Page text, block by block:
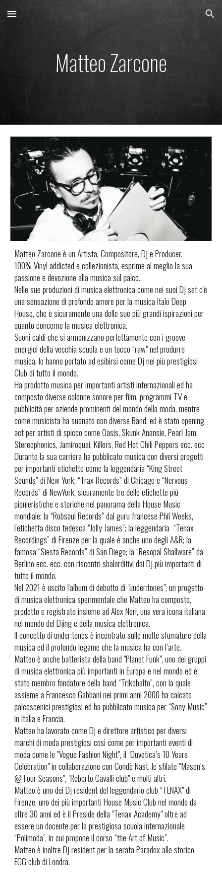
Skip to main content Skip to navigation
Matteo Zarcone
Matteo Zarcone è un Artista, Compositore, Dj e Producer.
100% Vinyl addicted e collezionista, esprime al meglio la sua
passione e devozione alla musica sul palco.
Nelle sue produzioni di musica elettronica come nei suoi Dj set c'è
una sensazione di profondo amore per la musica Italo Deep
House, che è sicuramente una delle sue più grandi ispirazioni per
quanto concerne la musica elettronica.
Suoni caldi che si armonizzano perfettamente con i groove
energici della vecchia scuola e un tocco “raw" nel produrre
musica, lo hanno portato ad esibirsi come Dj nei più prestigiosi
Club di tutto il mondo.
Ha prodotto musica per importanti artisti internazionali ed ha
composto diverse colonne sonore per film, programmi TV e
pubblicità per aziende prominenti del mondo della moda, mentre
come musicista ha suonato con diverse Band, ed è stato opening
act per artisti di spicco come Oasis, Skunk Anansie, Pearl Jam,
Stereophonics, Jamiroquai, Killers, Red Hot Chili Peppers ecc. ecc
Durante la sua carriera ha pubblicato musica con diversi progetti
per importanti etichette come la leggendaria “King Street
Sounds” di New York, “Trax Records” di Chicago e “Nervous
Records” di NewYork, sicuramente tre delle etichette più
pionieristiche e storiche nel panorama della House Music
mondiale; la “Robsoul Records” dal guru francese Phil Weeks,
l'etichetta disco tedesca “Jolly James”; la leggendaria “Tenax
Recordings” di Firenze per la quale è anche uno degli A&R; la
famosa “Siesta Records” di San Diego; la “Resopal Shallware” da
Berlino ecc. ecc. con riscontri sbalorditivi dai Dj più importanti di
tutto il mondo.
Nel 2021 è uscito l'album di debutto di "under:tones", un progetto
di musica elettronica sperimentale che Matteo ha composto,
prodotto e registrato insieme ad Alex Neri, una vera icona italiana
nel mondo del Djing e della musica elettronica.
Il concetto di under:tones è incentrato sulle molte sfumature della
musica ed il profondo legame che la musica ha con l’arte.
Matteo è anche batterista della band "Planet Funk", uno dei gruppi
di musica elettronica più importanti in Europa e nel mondo ed è
stato membro fondatore della band “Trikobalto”, con la quale
assieme a Francesco Gabbani nei primi anni 2000 ha calcato
palcoscenici prestigiosi ed ha pubblicato musica per “Sony Music”
in Italia e Francia.
Matteo ha lavorato come Dj e direttore artistico per diversi
marchi di moda prestigiosi così come per importanti eventi di
moda come le "Vogue Fashion Night", il "Duvetica’s 10 Years
Celebration" in collaborazione con Condè Nast, le sfilate "Mason’s
@ Four Seasons", "Roberto Cavalli club" e molti altri.
Matteo è uno dei Dj resident del leggendario club “TENAX" di
Firenze, uno dei più importanti House Music Club nel mondo da
oltre 30 anni ed è il Preside della "Tenax Academy" oltre ad
essere un docente per la prestigiosa scuola internazionale
“Polimoda", in cui propone il corso “the Art of Music”.
Matteo è inoltre Dj resident per la serata Paradox allo storico
EGG club di Londra.